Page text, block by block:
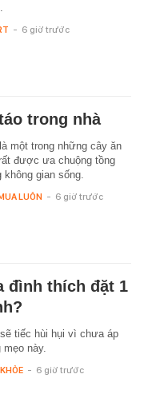
- 6 giờ trước
trong nhà
một trong những cây ăn
được ưa chuộng tồng
không gian sống.
LUÔN - 6 giờ trước
đình thích đặt 1
tiếc hùi hụi vì chưa áp
mẹo này.
- 6 giờ trước